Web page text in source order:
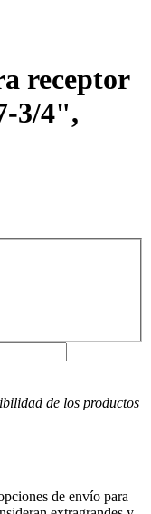
receptor
3/4",
de los productos
de envío para